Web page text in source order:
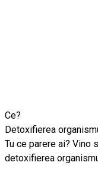
Ce?
Detoxifierea
Tu ce parere ai? Vino
detoxifierea